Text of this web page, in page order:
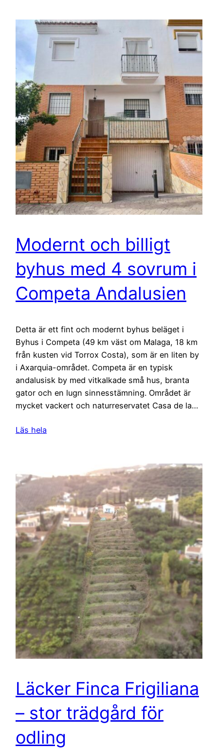
Modernt och billigt
byhus med 4 sovrum i
Competa Andalusien
Detta är ett fint och modernt byhus beläget i
Byhus i Competa (49 km väst om Malaga, 18 km
från kusten vid Torrox Costa), som är en liten by
i Axarquia-området. Competa är en typisk
andalusisk by med vitkalkade små hus, branta
gator och en lugn sinnesstämning. Området är
mycket vackert och naturreservatet Casa de la…
Läs hela
Läcker Finca Frigiliana
– stor trädgård för
odling